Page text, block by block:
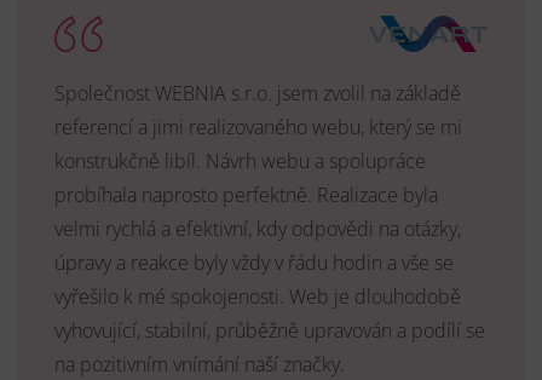
Společnost WEBNIA s.r.o. jsem zvolil na základě
referencí a jimi realizovaného webu, který se mi
konstrukčně libíl. Návrh webu a spolupráce
probíhala naprosto perfektně. Realizace byla
velmi rychlá a efektivní, kdy odpovědi na otázky,
úpravy a reakce byly vždy v řádu hodin a vše se
vyřešilo k mé spokojenosti. Web je dlouhodobě
vyhovující, stabilní, průběžně upravován a podílí se
na pozitivním vnímání naší značky.